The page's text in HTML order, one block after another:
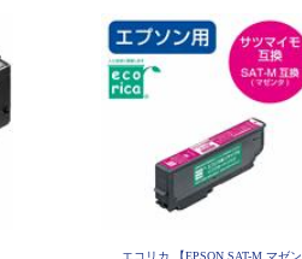
エコリカ 【EPSON SAT-M マゼン